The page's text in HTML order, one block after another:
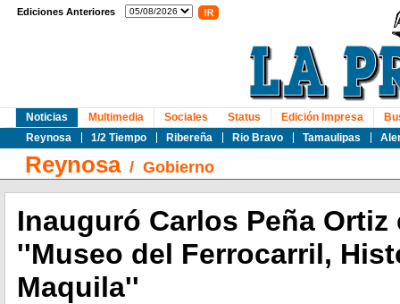
Ediciones Anteriores
Noticias
Reynosa
1/2 Tiempo Ribereña Rio Bravo Tamaulipas
Multimedia Sociales Status Edición Impresa
Reynosa/ Gobierno
Inauguró Carlos Peña
''Museo del Ferrocarril,
Maquila''